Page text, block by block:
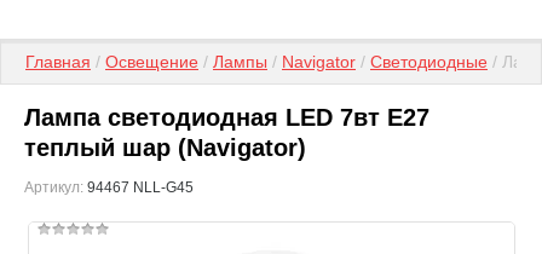
Главная / Освещение / Лампы / Navigator / Светодиодные /
Лампа светодиодная LED 7вт Е27
теплый шар (Navigator)
Артикул: 94467 NLL-G45